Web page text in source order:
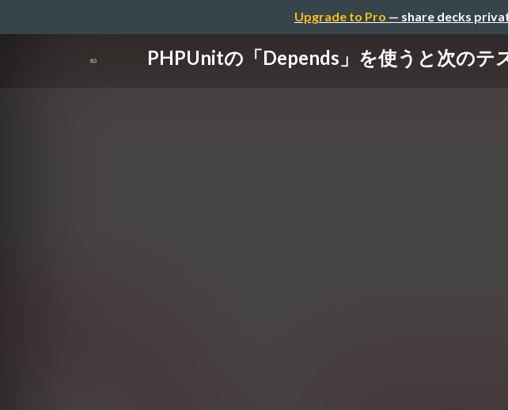
Upgrade to Pro — share decks
PHPUnitの「Depends」を使うと次のテ